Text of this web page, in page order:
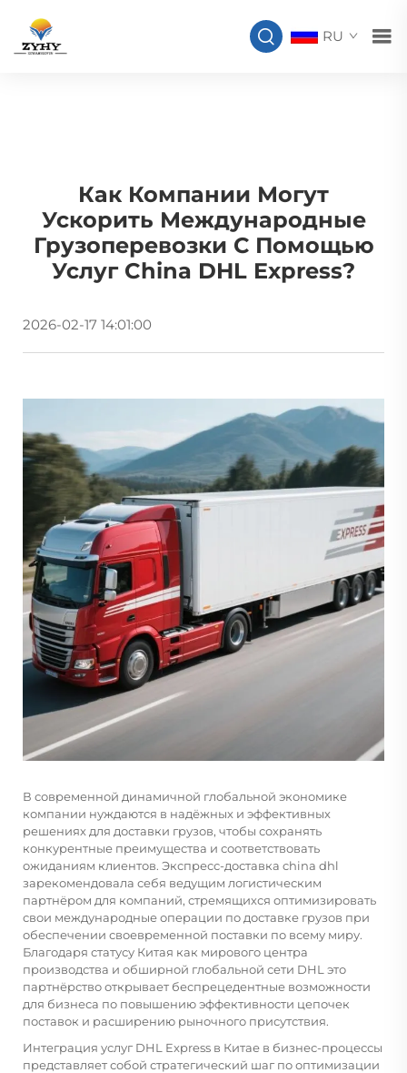
RU
Как Компании Могут
Ускорить Международные
Грузоперевозки С Помощью
Услуг China DHL Express?
2026-02-17 14:01:00
В современной динамичной глобальной экономике
компании нуждаются в надёжных и эффективных
решениях для доставки грузов, чтобы сохранять
конкурентные преимущества и соответствовать
ожиданиям клиентов. Экспресс-доставка china dhl
зарекомендовала себя ведущим логистическим
партнёром для компаний, стремящихся оптимизировать
свои международные операции по доставке грузов при
обеспечении своевременной поставки по всему миру.
Благодаря статусу Китая как мирового центра
производства и обширной глобальной сети DHL это
партнёрство открывает беспрецедентные возможности
для бизнеса по повышению эффективности цепочек
поставок и расширению рыночного присутствия.
Интеграция услуг DHL Express в Китае в бизнес-процессы
представляет собой стратегический шаг по оптимизации